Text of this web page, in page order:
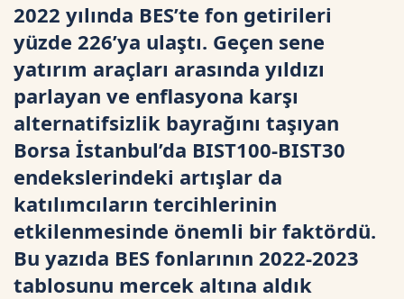
2022 yılında BES’te fon getirileri
yüzde 226’ya ulaştı. Geçen sene
yatırım araçları arasında yıldızı
parlayan ve enflasyona karşı
alternatifsizlik bayrağını taşıyan
Borsa İstanbul’da BIST100-BIST30
endekslerindeki artışlar da
katılımcıların tercihlerinin
etkilenmesinde önemli bir faktördü.
Bu yazıda BES fonlarının 2022-2023
tablosunu mercek altına aldık